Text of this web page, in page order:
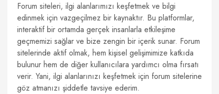
Forum siteleri, ilgi alanlarımızı keşfetmek ve bilgi
edinmek için vazgeçilmez bir kaynaktır. Bu platformlar,
interaktif bir ortamda gerçek insanlarla etkileşime
geçmemizi sağlar ve bize zengin bir içerik sunar. Forum
sitelerinde aktif olmak, hem kişisel gelişimimize katkıda
bulunur hem de diğer kullanıcılara yardımcı olma fırsatı
verir. Yani, ilgi alanlarınızı keşfetmek için forum sitelerine
göz atmanızı şiddetle tavsiye ederim.